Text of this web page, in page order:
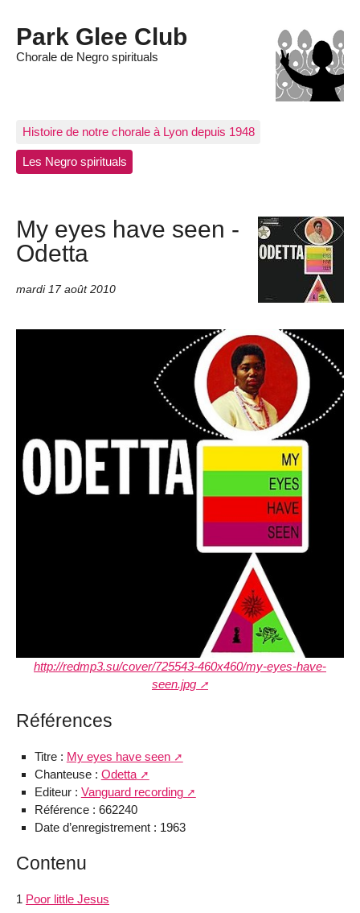
Park Glee Club
Chorale de Negro spirituals
Histoire de notre chorale à Lyon depuis 1948
Les Negro spirituals
My eyes have seen -
Odetta
mardi 17 août 2010
http://redmp3.su/cover/725543-460x460/my-eyes-have-
seen.jpg
Références
Titre : My eyes have seen
Chanteuse : Odetta
Editeur : Vanguard recording
Référence : 662240
Date d’enregistrement : 1963
Contenu
1 Poor little Jesus